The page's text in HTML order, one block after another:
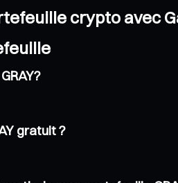
crypto avec
gratuit ?